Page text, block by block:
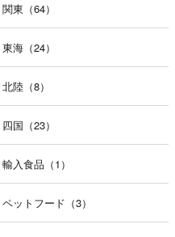
関東（64）
東海（24）
北陸（8）
四国（23）
輸入食品（1）
ペットフード（3）